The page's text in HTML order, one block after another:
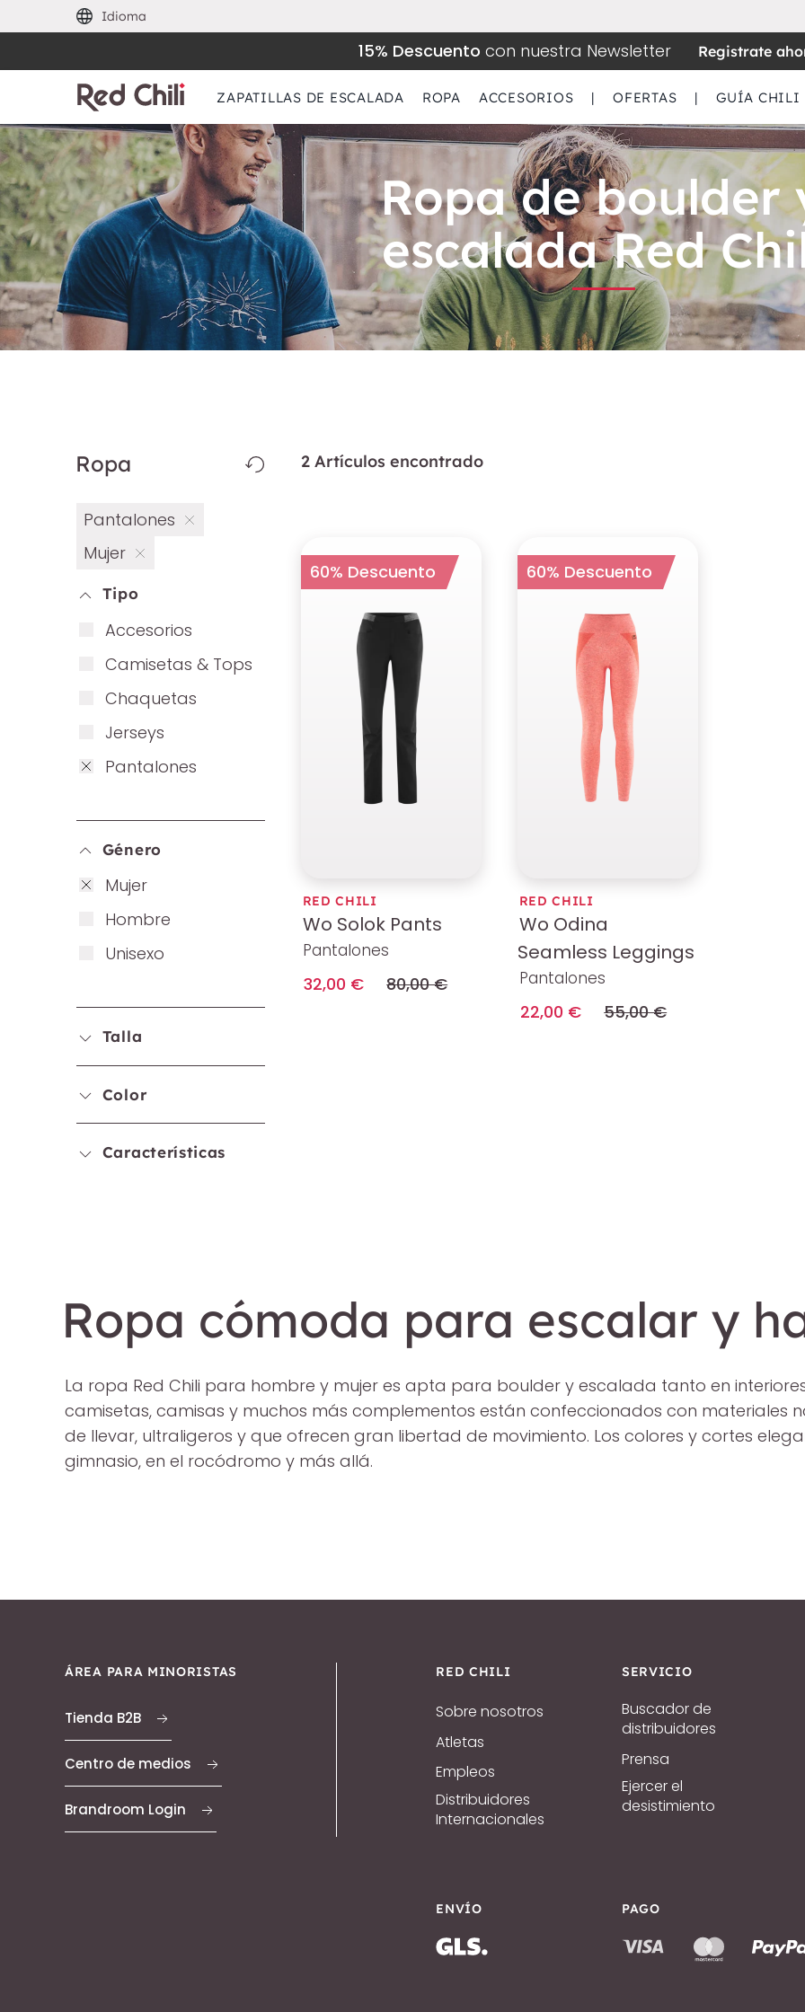
Idioma
15% Descuento con nuestra Newsletter Registrate
ZAPATILLAS DE ESCALADA ROPA ACCESORIOS | OFERTAS | GUÍA CHILI
Ropa de boulder
escalada Red
Ropa
Pantalones
Mujer
Tipo
Ac­ce­sori­os
Ca­mi­se­tas & Tops
Chaque­tas
Jer­seys
Pan­talo­nes
Género
Mu­jer
Hombre
Unis­exo
Talla
Color
Características
2 Artículos encontrado
60% Descuento
RED CHILI
Wo Solok Pants
Pantalones
32,00 € 80,00 €
60% Descuento
RED CHILI
Wo Odina
Seamless Leggings
Pantalones
22,00 € 55,00 €
Ropa cómoda para escalar y
La ropa Red Chili para hombre y mujer es apta para boulder y escalada tanto en
camisetas, camisas y muchos más complementos están confeccionados con materiales
de llevar, ultraligeros y que ofrecen gran libertad de movimiento. Los colores y cortes
gimnasio, en el rocódromo y más allá.
ÁREA PARA MINORISTAS
Tienda B2B
Centro de medios
Brandroom Login
RED CHILI
Sobre nosotros
Atletas
Empleos
Distribuidores
Internacionales
SERVICIO
Buscador de
distribuidores
Prensa
Ejercer el
desistimiento
ENVÍO PAGO